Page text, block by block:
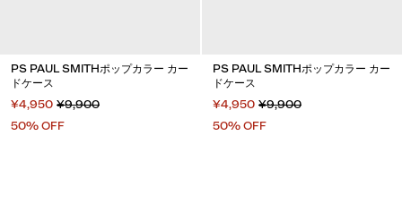
PS PAUL SMITHポップカラー カー
ドケース
¥4,950 ¥9,900
50% OFF
PS PAUL SMITHポップカラー カー
ドケース
¥4,950 ¥9,900
50% OFF